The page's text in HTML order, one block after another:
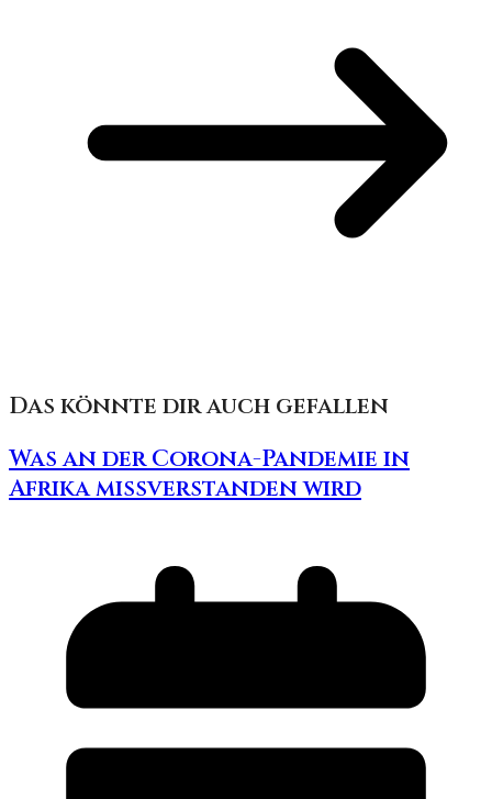
Das könnte dir auch gefallen
Was an der Corona-Pandemie in
Afrika missverstanden wird